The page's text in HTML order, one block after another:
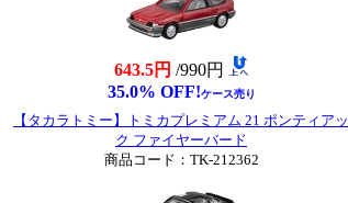
643.5円 /990円
35.0% OFF!ケース売り
【タカラトミー】トミカプレミアム 21 ポンティアッ
ク ファイヤーバード
商品コード：TK-212362